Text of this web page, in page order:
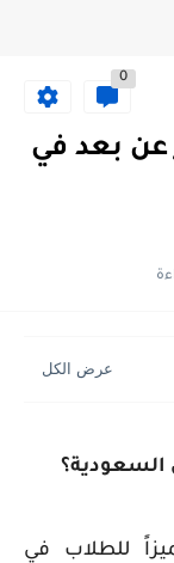
0
عن بعد في
السعودية؟
للطلاب في